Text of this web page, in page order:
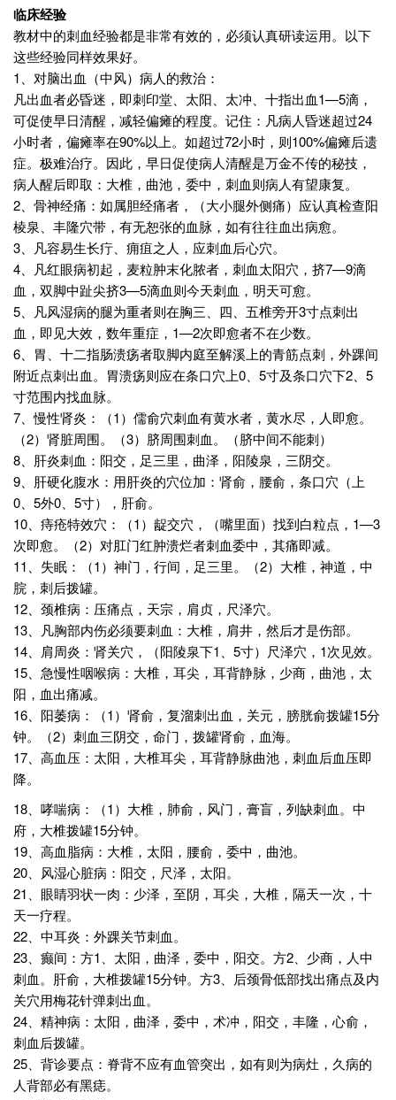
临床经验
教材中的刺血经验都是非常有效的，必须认真研读运用。以下
这些经验同样效果好。
1、对脑出血（中风）病人的救治：
凡出血者必昏迷，即刺印堂、太阳、太冲、十指出血1—5滴，
可促使早日清醒，减轻偏瘫的程度。记住：凡病人昏迷超过24
小时者，偏瘫率在90%以上。如超过72小时，则100%偏瘫后遗
症。极难治疗。因此，早日促使病人清醒是万金不传的秘技，
病人醒后即取：大椎，曲池，委中，刺血则病人有望康复。
2、骨神经痛：如属胆经痛者，（大小腿外侧痛）应认真检查阳
棱泉、丰隆穴带，有无恕张的血脉，如有往往血出病愈。
3、凡容易生长疔、痈疽之人，应刺血后心穴。
4、凡红眼病初起，麦粒肿末化脓者，刺血太阳穴，挤7—9滴
血，双脚中趾尖挤3—5滴血则今天刺血，明天可愈。
5、凡风湿病的腿为重者则在胸三、四、五椎旁开3寸点刺出
血，即见大效，数年重症，1—2次即愈者不在少数。
6、胃、十二指肠溃疡者取脚内庭至解溪上的青筋点刺，外踝间
附近点刺出血。胃溃疡则应在条口穴上0、5寸及条口穴下2、5
寸范围内找血脉。
7、慢性肾炎：（1）儒俞穴刺血有黄水者，黄水尽，人即愈。
（2）肾脏周围。（3）脐周围刺血。（脐中间不能刺）
8、肝炎刺血：阳交，足三里，曲泽，阳陵泉，三阴交。
9、肝硬化腹水：用肝炎的穴位加：肾俞，腰俞，条口穴（上
0、5外0、5寸），肝俞。
10、痔疮特效穴：（1）龊交穴，（嘴里面）找到白粒点，1—3
次即愈。（2）对肛门红肿溃烂者刺血委中，其痛即减。
11、失眠：（1）神门，行间，足三里。（2）大椎，神道，中
脘，刺后拨罐。
12、颈椎病：压痛点，天宗，肩贞，尺泽穴。
13、凡胸部内伤必须要刺血：大椎，肩井，然后才是伤部。
14、肩周炎：肾关穴，（阳陵泉下1、5寸）尺泽穴，1次见效。
15、急慢性咽喉病：大椎，耳尖，耳背静脉，少商，曲池，太
阳，血出痛减。
16、阳萎病：（1）肾俞，复溜刺出血，关元，膀胱俞拨罐15分
钟。（2）刺血三阴交，命门，拨罐肾俞，血海。
17、高血压：太阳，大椎耳尖，耳背静脉曲池，刺血后血压即
降。
18、哮喘病：（1）大椎，肺俞，风门，膏盲，列缺刺血。中
府，大椎拨罐15分钟。
19、高血脂病：大椎，太阳，腰俞，委中，曲池。
20、风湿心脏病：阳交，尺泽，太阳。
21、眼睛羽状一肉：少泽，至阴，耳尖，大椎，隔天一次，十
天一疗程。
22、中耳炎：外踝关节刺血。
23、癫间：方1、太阳，曲泽，委中，阳交。方2、少商，人中
刺血。肝俞，大椎拨罐15分钟。方3、后颈骨低部找出痛点及内
关穴用梅花针弹刺出血。
24、精神病：太阳，曲泽，委中，术冲，阳交，丰隆，心俞，
刺血后拨罐。
25、背诊要点：脊背不应有血管突出，如有则为病灶，久病的
人背部必有黑痣。